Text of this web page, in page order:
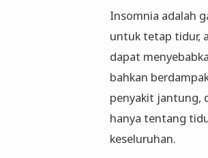
Insomnia adalah
untuk tetap tidur,
dapat
bahkan
penyakit jantung,
hanya tentang
keseluruhan.